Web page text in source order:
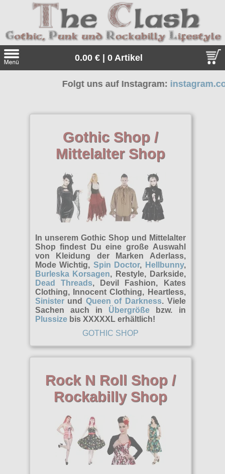
0.00 € | 0 Artikel
Suche
Angebote
Sonderangebote
Geschenketipps
Gratis
News
Kleidung/Gothic
alle Artikel
Girlblusen
Girlhosen & Leggings
Girljacken
Girlmäntel
Girlröcke kurz
Girlröcke lang
Girlshirts langarm
Kilts
Kleider
Korsagen
Männerhemden
Männerhosen
Punkrock
Girlshirts
Hosen
Jacken
Kleider
Röcke
Shirts
Sweats
alle Artikel
Bademoden
Girljacken
Girlshirts
Hemden
Hosen
Kinder
Kleider
Männerjacken
Röcke
T-Shirts
Verschiedenes
Army
alle Artikel
Girls
Hosen
Kopfbedeckung
T-Shirts & Pullover
Taschen Rucksäcke
Verschiedenes
Mods
Bandmerchandise
alle Artikel
Flaggen
Girlshirts
Hemden
Jacken
T-Shirts
Schuhe & Boots
Sonstige Boots
Steel Boots
TUK
Verschiedene
Zubehör
Schmuck
Anhänger
Ketten
Kunst
Nieten
Ohrhänger
alle Artikel
Armbänder
Armstulpen
Aufnäher
für die Beine
Marken
Aderlass
Banned
Black Pistol
Brandit
Größen
S
M
Infos
Festivals
Warenkorb ( 0 | 0.00 € )
Folgt uns auf Instagram:instagram.com/
Gothic Shop /
Mittelalter Shop
In unserem Gothic Shop und Mittelalter
Shop findest Du eine große Auswahl
von Kleidung der Marken Aderlass,
Mode Wichtig, Spin Doctor, Hellbunny,
Burleska Korsagen, Restyle, Darkside,
Dead Threads, Devil Fashion, Kates
Clothing, Innocent Clothing, Heartless,
Sinisterund Queen of Darkness. Viele
Sachen auch in Übergröße bzw. in
Plussizebis XXXXXL erhältlich!
GOTHIC SHOP
Rock N Roll Shop /
Rockabilly Shop